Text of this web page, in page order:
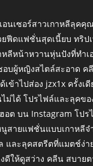
อนเซอร์สาวเกาหลีลุคคุ
ยฟีดแฟชั่นสุดเนี้ยบ ทริป
ลีหน้าหวานหุ่นปังที่ทำเ
บผู้หญิงสไตล์สะอาด ค
เข้าไปส่อง jzx1x ครั้งเ
ม่ได้ โปรไฟล์และลุคขอ
อต บน Instagram โปร
สายแฟชั่นแบบเกาหลีจ๋
และลุคสตรีตที่แมตช์ง่า
ดีให้ดูสว่าง คลีน สบาย